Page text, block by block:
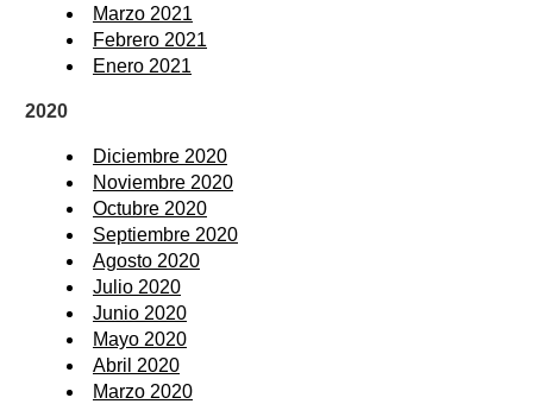
Marzo 2021
Febrero 2021
Enero 2021
2020
Diciembre 2020
Noviembre 2020
Octubre 2020
Septiembre 2020
Agosto 2020
Julio 2020
Junio 2020
Mayo 2020
Abril 2020
Marzo 2020